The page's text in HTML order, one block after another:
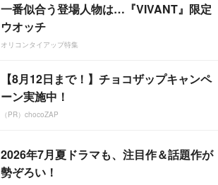
一番似合う登場人物は…『VIVANT』限定
ウオッチ
オリコンタイアップ特集
【8月12日まで！】チョコザップキャンペ
ーン実施中！
（PR）chocoZAP
2026年7月夏ドラマも、注目作＆話題作が
勢ぞろい！